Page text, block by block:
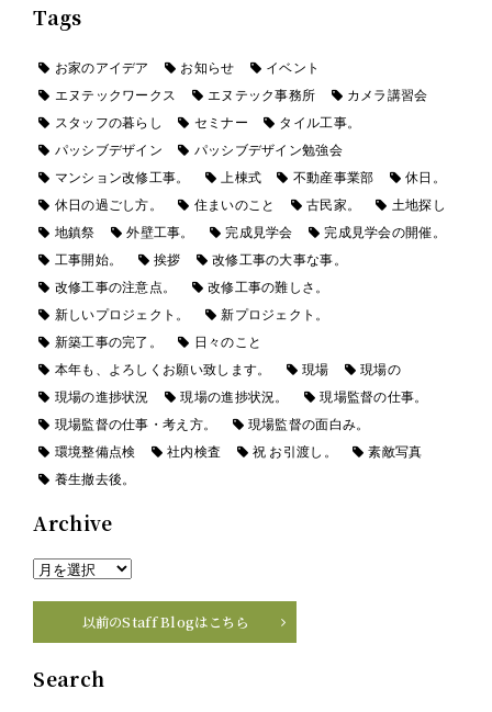
Tags
お家のアイデア お知らせ
イベント
エヌテックワークス
エヌテック事務所
カメラ講習会
スタッフの暮らし
セミナー
タイル工事。
パッシブデザイン
パッシブデザイン勉強会
マンション改修工事。
上棟式 不動産事業部
休日。
休日の過ごし方。
住まいのこと 古民家。
土地探し
地鎮祭
外壁工事。 完成見学会
完成見学会の開催。
工事開始。
挨拶
改修工事の大事な事。
改修工事の注意点。
改修工事の難しさ。
新しいプロジェクト。
新プロジェクト。
新築工事の完了。
日々のこと
本年も、よろしくお願い致します。
現場
現場の
現場の進捗状況
現場の進捗状況。
現場監督の仕事。
現場監督の仕事・考え方。
現場監督の面白み。
環境整備点検
社内検査 祝 お引渡し。
素敵写真
養生撤去後。
Archive
以前のStaff Blogはこちら
Search